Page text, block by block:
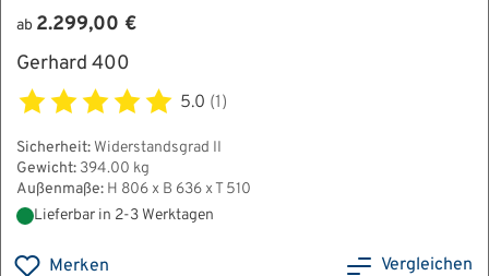
ab 2.299,00 €
Gerhard 400
5.0 (1)
Sicherheit: Widerstandsgrad II
Gewicht: 394.00 kg
Außenmaße: H 806 x B 636 x T 510
Lieferbar in 2-3 Werktagen
Merken Vergleichen